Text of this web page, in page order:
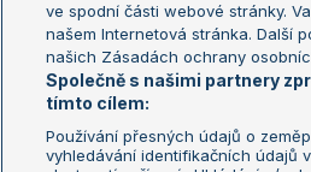
Fotbalové přestupy
Livesport Daily
LS Prague Open
ve spodní části webové stránky.
našem Internetová stránka. Další
našich Zásadách ochrany
Společně s našimi partnery
tímto cílem:
Používání přesných údajů o
vyhledávání identifikačních údajů